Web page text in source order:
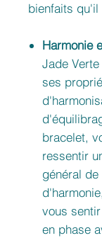
bienfaits qu'il
Harmonie
Jade
ses
bracelet,
ressentir
général
vous
en phase